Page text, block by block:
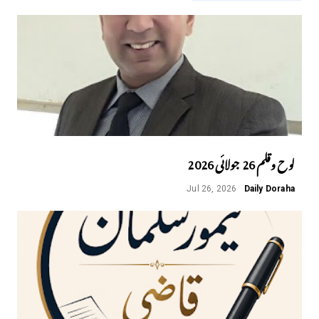
لوح وقلم 26 جولائی 2026
Daily Doraha
Jul 26, 2026